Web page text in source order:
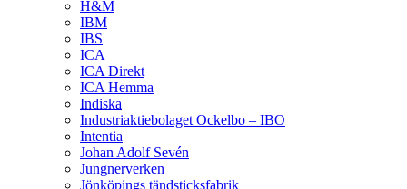
H&M
IBM
IBS
ICA
ICA Direkt
ICA Hemma
Indiska
Industriaktiebolaget Ockelbo – IBO
Intentia
Johan Adolf Sevén
Jungnerverken
Jönköpings tändsticksfabrik